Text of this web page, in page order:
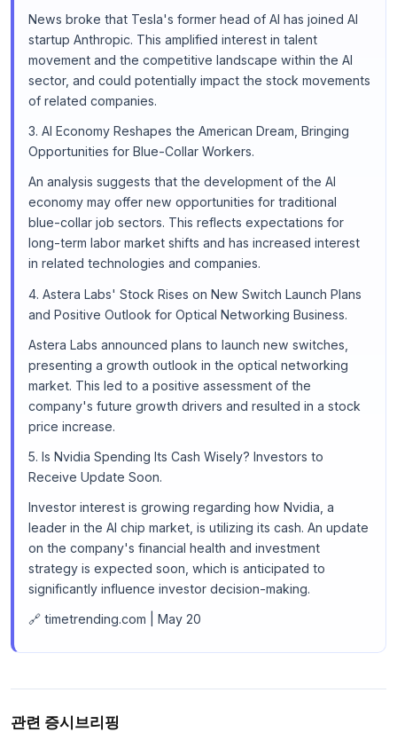
News broke that Tesla's former head of AI has joined AI
startup Anthropic. This amplified interest in talent
movement and the competitive landscape within the AI
sector, and could potentially impact the stock movements
of related companies.
3. AI Economy Reshapes the American Dream, Bringing
Opportunities for Blue-Collar Workers.
An analysis suggests that the development of the AI
economy may offer new opportunities for traditional
blue-collar job sectors. This reflects expectations for
long-term labor market shifts and has increased interest
in related technologies and companies.
4. Astera Labs' Stock Rises on New Switch Launch Plans
and Positive Outlook for Optical Networking Business.
Astera Labs announced plans to launch new switches,
presenting a growth outlook in the optical networking
market. This led to a positive assessment of the
company's future growth drivers and resulted in a stock
price increase.
5. Is Nvidia Spending Its Cash Wisely? Investors to
Receive Update Soon.
Investor interest is growing regarding how Nvidia, a
leader in the AI chip market, is utilizing its cash. An update
on the company's financial health and investment
strategy is expected soon, which is anticipated to
significantly influence investor decision-making.
🔗 timetrending.com | May 20
관련 증시브리핑